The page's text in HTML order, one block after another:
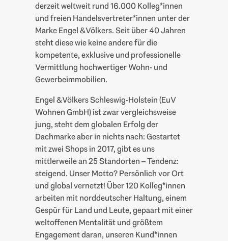
derzeit weltweit rund 16.000 Kolleg*innen
und freien Handelsvertreter*innen unter der
Marke Engel & Völkers. Seit über 40 Jahren
steht diese wie keine andere für die
kompetente, exklusive und professionelle
Vermittlung hochwertiger Wohn- und
Gewerbeimmobilien.
Engel & Völkers Schleswig-Holstein (EuV
Wohnen GmbH) ist zwar vergleichsweise
jung, steht dem globalen Erfolg der
Dachmarke aber in nichts nach: Gestartet
mit zwei Shops in 2017, gibt es uns
mittlerweile an 25 Standorten – Tendenz:
steigend. Unser Motto? Persönlich vor Ort
und global vernetzt! Über 120 Kolleg*innen
arbeiten mit norddeutscher Haltung, einem
Gespür für Land und Leute, gepaart mit einer
weltoffenen Mentalität und größtem
Engagement daran, unseren Kund*innen